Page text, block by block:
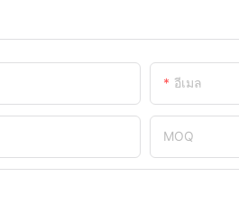
อีเมล
MOQ